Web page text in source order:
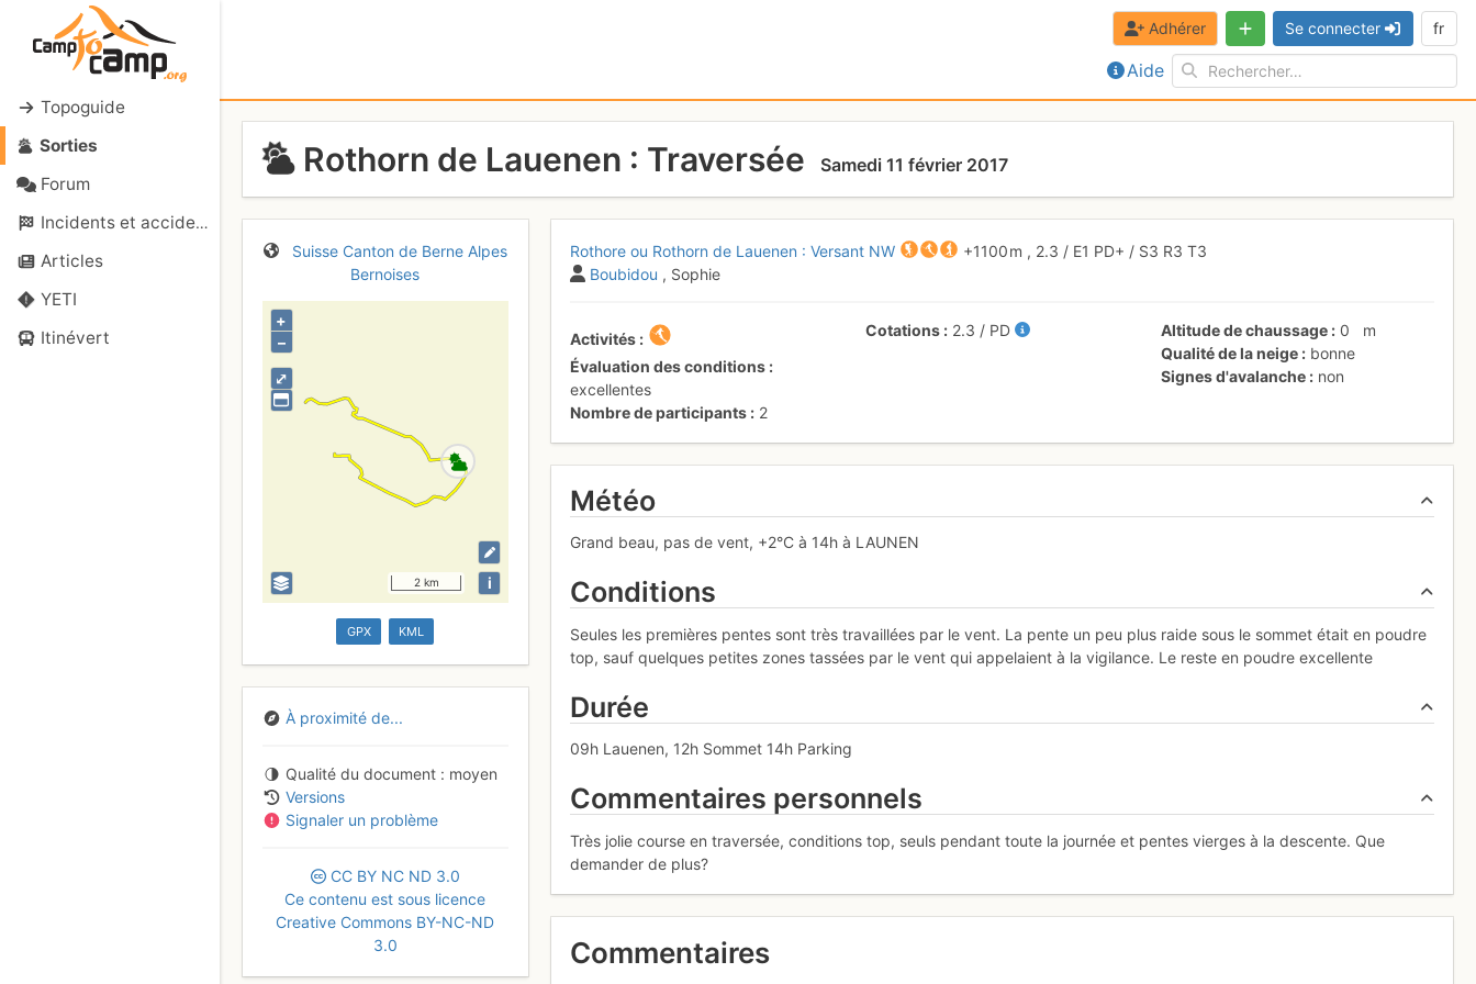
Topoguide
Sorties
Forum
Incidents et accidents
Articles
YETI
Itinévert
Aide
Adhérer Se connecter fr
Rothorn de Lauenen : Traversée Samedi 11 février 2017
Suisse Canton de Berne Alpes
Bernoises
⤢
+
–
2 km i
GPX KML
À proximité de...
Qualité du document
moyen
Versions
Signaler un problème
CC BY NC ND 3.0
Ce contenu est sous licence
Creative Commons BY-NC-ND
3.0
Rothore ou Rothorn de Lauenen : Versant NW +1100 m , 2.3 / E1 PD+ / S3 R3T3
Boubidou , Sophie
Activités
Évaluation des conditions
excellentes
Nombre de participants
2
Cotations 2.3 / PD Altitude de chaussage 0
m
Qualité de la neige
bonne
Signes d'avalanche
non
Météo
Grand beau, pas de vent, +2°C à 14h à LAUNEN
Conditions
Seules les premières pentes sont très travaillées par le vent. La pente un peu plus raide sous le sommet était en poudre
top, sauf quelques petites zones tassées par le vent qui appelaient à la vigilance. Le reste en poudre excellente
Durée
09h Lauenen, 12h Sommet 14h Parking
Commentaires personnels
Très jolie course en traversée, conditions top, seuls pendant toute la journée et pentes vierges à la descente. Que
demander de plus?
Commentaires